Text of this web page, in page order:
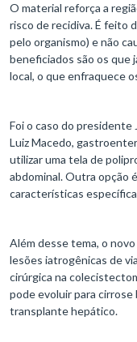
O material reforça a
risco de recidiva. É feito
pelo organismo) e não
beneficiados são os que
local, o que enfraquece
Foi o caso do
Luiz Macedo,
utilizar uma tela de
abdominal. Outra opção
características
Além desse tema, o
lesões iatrogênicas de
cirúrgica na
pode evoluir para cirrose
transplante hepático.